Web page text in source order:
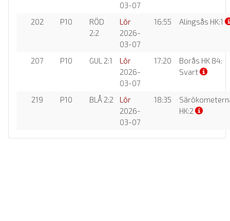
03-07
202 P10
RÖD
2:2
Lör
2026-
03-07
16:55 Alingsås HK:1
207 P10 GUL 2:1
Lör
2026-
03-07
17:20
Borås HK 84:
Svart
219 P10 BLÅ 2:2
Lör
2026-
03-07
18:35
HK:2